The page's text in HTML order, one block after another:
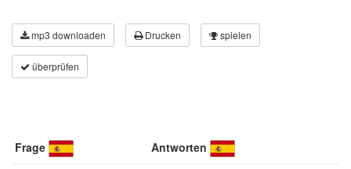
mp3 downloaden Drucken spielen
überprüfen
Frage Antworten